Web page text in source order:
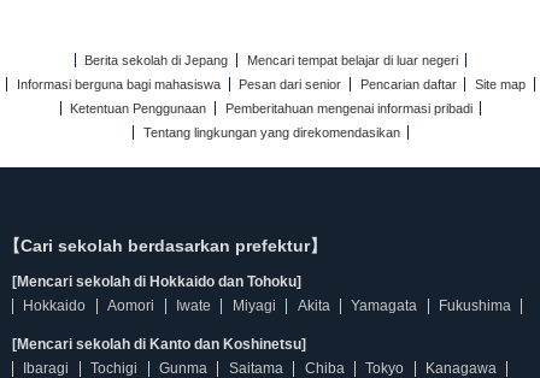
Berita sekolah di Jepang
Mencari tempat belajar di luar negeri
Informasi berguna bagi mahasiswa
Pesan dari senior Pencarian daftar
Site map
Ketentuan Penggunaan
Pemberitahuan mengenai informasi pribadi
Tentang lingkungan yang direkomendasikan
【Cari sekolah berdasarkan prefektur】
[Mencari sekolah di Hokkaido dan Tohoku]
Hokkaido
Aomori Iwate Miyagi Akita Yamagata Fukushima
[Mencari sekolah di Kanto dan Koshinetsu]
Ibaragi
Tochigi Gunma Saitama Chiba Tokyo
Kanagawa